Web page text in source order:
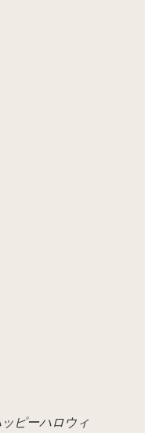
ピーハロウィ